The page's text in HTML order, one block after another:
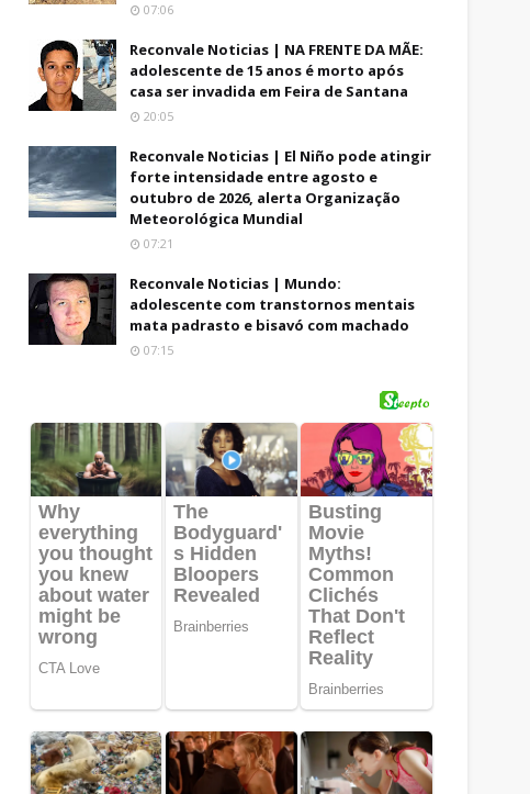
07:06
Reconvale Noticias | NA FRENTE DA MÃE:
adolescente de 15 anos é morto após
casa ser invadida em Feira de Santana
20:05
Reconvale Noticias | El Niño pode atingir
forte intensidade entre agosto e
outubro de 2026, alerta Organização
Meteorológica Mundial
07:21
Reconvale Noticias | Mundo:
adolescente com transtornos mentais
mata padrasto e bisavó com machado
07:15